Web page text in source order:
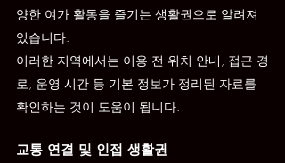
양한 여가 활동을 즐기는 생활권으로 알려져
있습니다.
이러한 지역에서는 이용 전 위치 안내, 접근 경
로, 운영 시간 등 기본 정보가 정리된 자료를
확인하는 것이 도움이 됩니다.
교통 연결 및 인접 생활권